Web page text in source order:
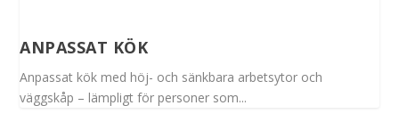
ANPASSAT KÖK
Anpassat kök med höj- och sänkbara arbetsytor och
väggskåp – lämpligt för personer som...